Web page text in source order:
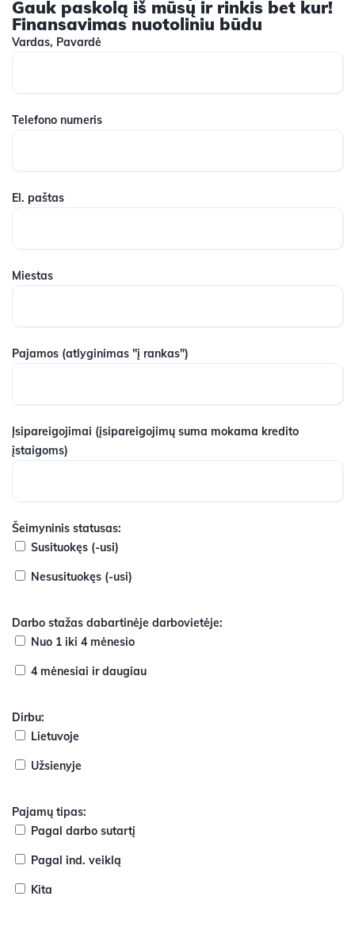
Gauk paskolą iš mūsų ir rinkis bet kur!
Finansavimas nuotoliniu būdu
Vardas, Pavardė
Telefono numeris
El. paštas
Miestas
Pajamos (atlyginimas "į rankas")
Įsipareigojimai (įsipareigojimų suma mokama kredito
įstaigoms)
Šeimyninis statusas:
Susituokęs (-usi)
Nesusituokęs (-usi)
Darbo stažas dabartinėje darbovietėje:
Nuo 1 iki 4 mėnesio
4 mėnesiai ir daugiau
Dirbu:
Lietuvoje
Užsienyje
Pajamų tipas:
Pagal darbo sutartį
Pagal ind. veiklą
Kita